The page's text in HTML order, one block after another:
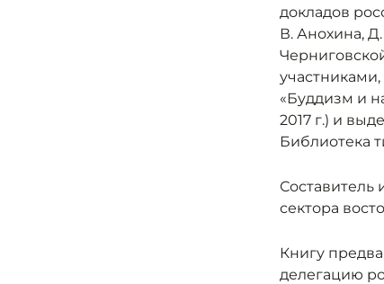
докладов
В. Анохина,
«Буддизм и
2017 г.) и
Библиотека
Составитель
сектора
Книгу
делегацию